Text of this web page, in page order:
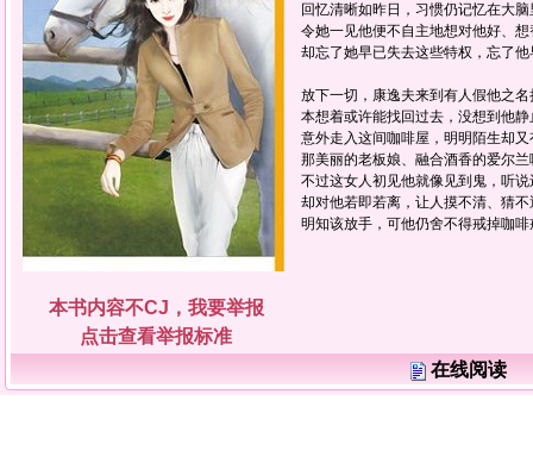
回忆清晰如昨日，习惯仍记忆在大脑
令她一见他便不自主地想对他好、
却忘了她早已失去这些特权，忘了
放下一切，康逸夫来到有人假他之
本想着或许能找回过去，没想到他
意外走入这间咖啡屋，明明陌生却
那美丽的老板娘、融合酒香的爱尔
不过这女人初见他就像见到鬼，听
却对他若即若离，让人摸不清、猜不
明知该放手，可他仍舍不得戒掉咖
本书内容不CJ，我要举报
点击查看举报标准
在线阅读